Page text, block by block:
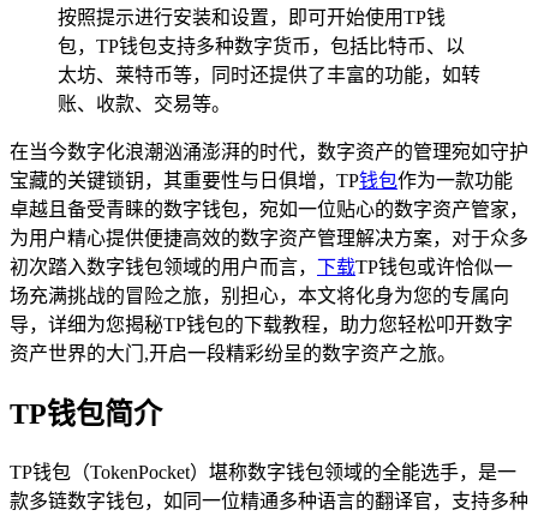
按照提示进行安装和设置，即可开始使用TP钱
包，TP钱包支持多种数字货币，包括比特币、以
太坊、莱特币等，同时还提供了丰富的功能，如转
账、收款、交易等。
在当今数字化浪潮汹涌澎湃的时代，数字资产的管理宛如守护
宝藏的关键锁钥，其重要性与日俱增，TP钱包作为一款功能
卓越且备受青睐的数字钱包，宛如一位贴心的数字资产管家，
为用户精心提供便捷高效的数字资产管理解决方案，对于众多
初次踏入数字钱包领域的用户而言， 下载TP钱包或许恰似一
场充满挑战的冒险之旅，别担心，本文将化身为您的专属向
导，详细为您揭秘TP钱包的下载教程，助力您轻松叩开数字
资产世界的大门,开启一段精彩纷呈的数字资产之旅。
TP钱包简介
TP钱包（TokenPocket）堪称数字钱包领域的全能选手，是一
款多链数字钱包，如同一位精通多种语言的翻译官，支持多种